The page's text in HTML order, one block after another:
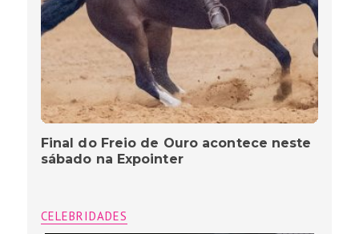
Final do Freio de Ouro acontece neste
sábado na Expointer
CELEBRIDADES